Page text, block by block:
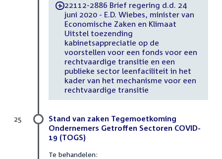
-22112-2886 Brief regering d.d. 24
juni 2020 - E.D. Wiebes, minister van
Economische Zaken en Klimaat
Uitstel toezending
kabinetsappreciatie op de
voorstellen voor een fonds voor een
rechtvaardige transitie en een
publieke sector leenfaciliteit in het
kader van het mechanisme voor een
rechtvaardige transitie
Stand van zaken Tegemoetkoming
Ondernemers Getroffen Sectoren COVID-
19 (TOGS)
Te behandelen:
25